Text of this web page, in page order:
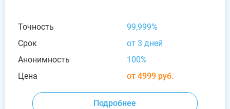
Точность
99,999%
Срок
от 3 дней
Анонимность
100%
Цена
от 4999 руб.
Подробнее